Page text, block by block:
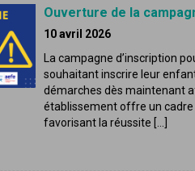
Ouverture de la
10 avril 2026
La campagne d’inscription
souhaitant inscrire leur
démarches dès maintenant
établissement offre un cadre
favorisant la réussite […]